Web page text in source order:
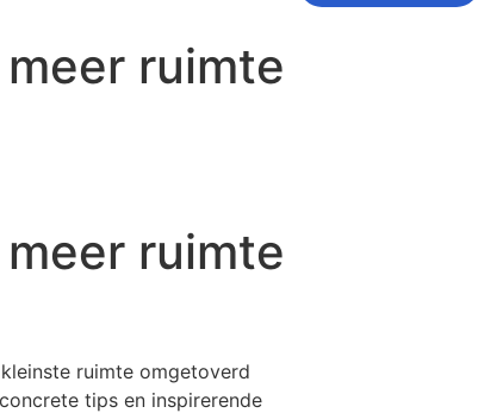
ruimte
ruimte
ruimte omgetoverd
tips en inspirerende